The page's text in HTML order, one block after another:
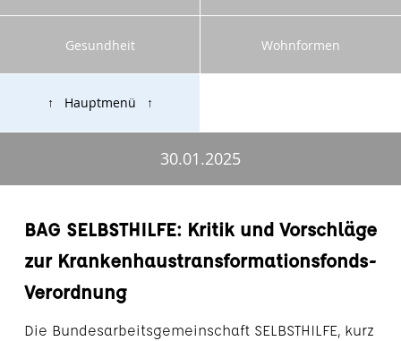
Gesundheit Wohnformen
↑ Hauptmenü ↑
30.01.2025
BAG SELBSTHILFE: Kritik und Vorschläge
zur Krankenhaustransformationsfonds-
Verordnung
Die Bundesarbeitsgemeinschaft SELBSTHILFE, kurz